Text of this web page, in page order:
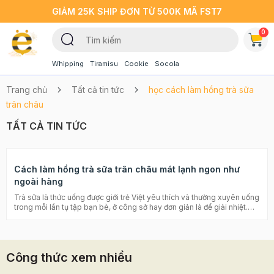
GIẢM 25K SHIP ĐƠN TỪ 500K MÃ FST7
Whipping Tiramisu Cookie Socola
0
Trang chủ Tất cả tin tức
học cách làm hồng trà sữa
trân châu
TẤT CẢ TIN TỨC
Cách làm hồng trà sữa trân châu mát lạnh ngon như
ngoài hàng
Trà sữa là thức uống được giới trẻ Việt yêu thích và thường xuyên uống
trong mỗi lần tụ tập bạn bè, ở công sở hay đơn giản là để giải nhiệt.
hồng trà sữa cực đơn giản ngay tại nhà bạn nhé. Làm hồng trà sữa
thơm ngon bổ dưỡng ngay tại nhà cho cả gia đình cùng thưởng thức
Công thức xem nhiều